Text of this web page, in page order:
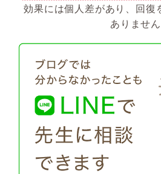
効果には個人差があり、回復
ありません